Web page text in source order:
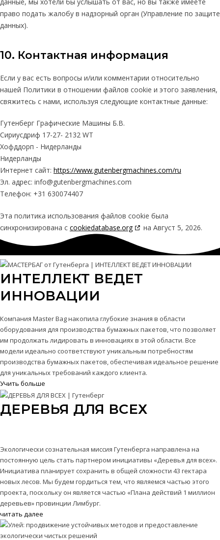
право подать жалобу в надзорный орган (Управление по защите
данных).
10. Контактная информация
Если у вас есть вопросы и/или комментарии относительно
нашей Политики в отношении файлов cookie и этого заявления,
свяжитесь с нами, используя следующие контактные данные:
Гутенберг Графические Машины Б.В.
Сириусдриф 17-27- 2132 WT
Хофддорп - Нидерланды
Нидерланды
Интернет сайт: https://www.gutenbergmachines.com/ru
Эл. адрес: info@gutenbergmachines.com
Телефон: +31 630074407
Эта политика использования файлов cookie была
синхронизирована с cookiedatabase.org на Август 5, 2026.
ИНТЕЛЛЕКТ ВЕДЕТ
ИННОВАЦИИ
Компания Master Bag накопила глубокие знания в области
оборудования для производства бумажных пакетов, что позволяет
им продолжать лидировать в инновациях в этой области. Все
модели идеально соответствуют уникальным потребностям
производства бумажных пакетов, обеспечивая идеальное решение
для уникальных требований каждого клиента.
Учить больше
ДЕРЕВЬЯ ДЛЯ ВСЕХ
Экологически сознательная миссия Гутенберга направлена на
постоянную цель стать партнером инициативы «Деревья для всех».
Инициатива планирует сохранить в общей сложности 43 гектара
новых лесов. Мы будем гордиться тем, что являемся частью этого
проекта, поскольку он является частью «Плана действий 1 миллион
деревьев» провинции Лимбург.
читать далее